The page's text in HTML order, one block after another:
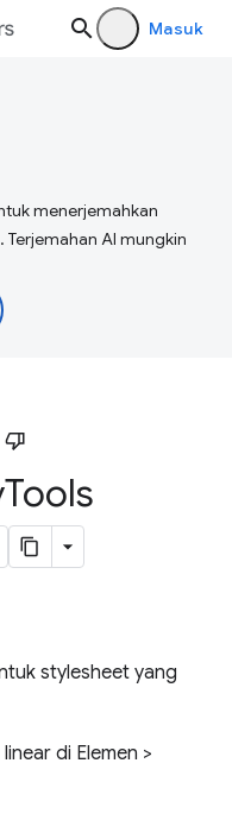
Masuk
menerjemahkan
AI mungkin
Tools
stylesheet yang
di Elemen >